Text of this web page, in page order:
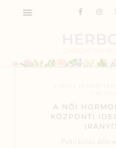
A NŐI
KÖZPONTI